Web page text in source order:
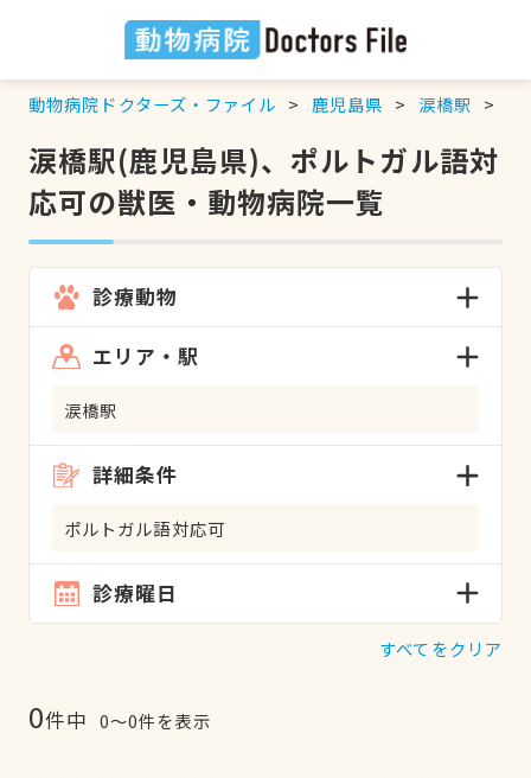
動物病院ドクターズ・ファイル 鹿児島県 涙橋駅
涙橋駅(鹿児島県)、ポルトガル語対
応可の獣医・動物病院一覧
診療動物
エリア・駅
涙橋駅
詳細条件
ポルトガル語対応可
診療曜日
すべてをクリア
0件中 0〜0件を表示